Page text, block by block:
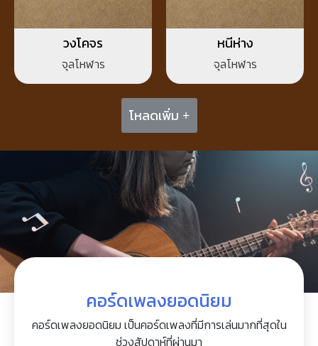
วงโคจร
จุลโหฬาร
หนีห่าง
จุลโหฬาร
โหลดเพิ่ม +
คอร์ดเพลงยอดนิยม
คอร์ดเพลงยอดนิยม เป็นคอร์ดเพลงที่มีการเล่นมากที่สุดใน
ช่วงสัปดาห์ที่ผ่านมา